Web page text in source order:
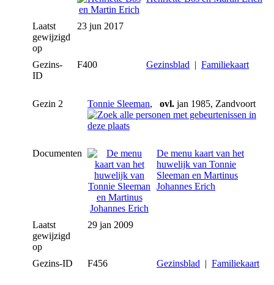
Laatst
gewijzigd
op
23 jun 2017
Gezins-
ID
F400 Gezinsblad | Familiekaart
Gezin 2 Tonnie Sleeman, ovl. jan 1985, Zandvoort
Documenten
De menu kaart van het
huwelijk van Tonnie
Sleeman en Martinus
Johannes Erich
Laatst
gewijzigd
op
29 jan 2009
Gezins-ID F456 Gezinsblad | Familiekaart